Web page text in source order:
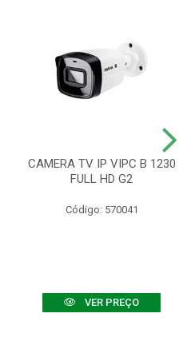
CAMERA TV IP VIPC B 1230
FULL HD G2
Código: 570041
VER PREÇO